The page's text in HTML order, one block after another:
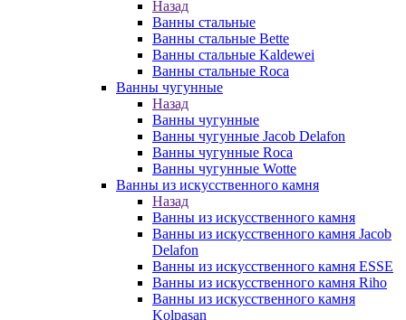
Назад
Ванны стальные
Ванны стальные Bette
Ванны стальные Kaldewei
Ванны стальные Roca
Ванны чугунные
Назад
Ванны чугунные
Ванны чугунные Jacob Delafon
Ванны чугунные Roca
Ванны чугунные Wotte
Ванны из искусственного камня
Назад
Ванны из искусственного камня
Ванны из искусственного камня Jacob
Delafon
Ванны из искусственного камня ESSE
Ванны из искусственного камня Riho
Ванны из искусственного камня
Kolpasan